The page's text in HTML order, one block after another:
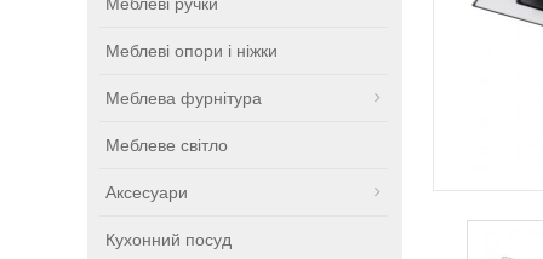
Меблеві опори і ніжки
Меблева фурнітура
Меблеве світло
Аксесуари
Кухонний посуд